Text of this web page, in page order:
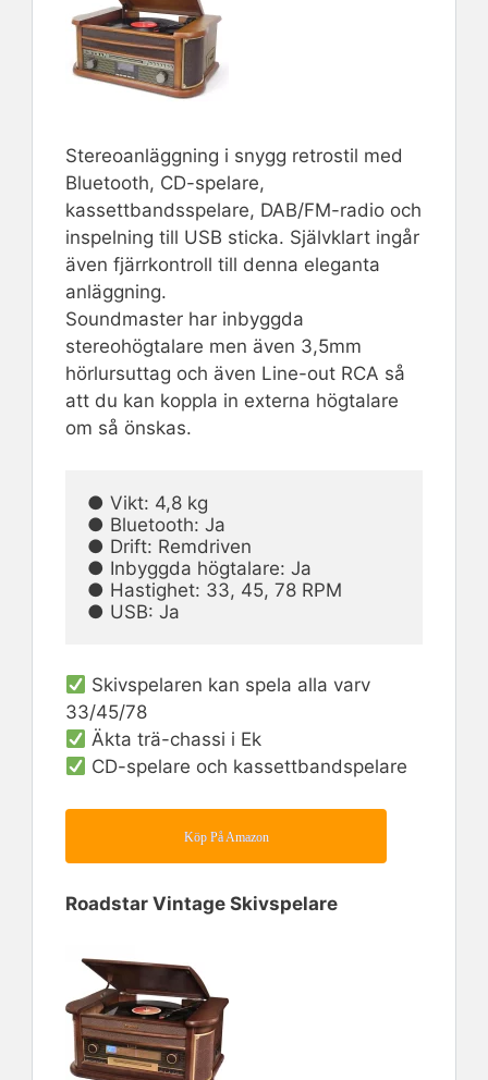
Stereoanläggning i snygg retrostil med
Bluetooth, CD-spelare,
kassettbandsspelare, DAB/FM-radio och
inspelning till USB sticka. Självklart ingår
även fjärrkontroll till denna eleganta
anläggning.
Soundmaster har inbyggda
stereohögtalare men även 3,5mm
hörlursuttag och även Line-out RCA så
att du kan koppla in externa högtalare
om så önskas.
● Vikt: 4,8 kg
● Bluetooth: Ja
● Drift: Remdriven
● Inbyggda högtalare: Ja
● Hastighet: 33, 45, 78 RPM
● USB: Ja
Skivspelaren kan spela alla varv
33/45/78
Äkta trä-chassi i Ek
CD-spelare och kassettbandspelare
Köp På Amazon
Roadstar Vintage Skivspelare